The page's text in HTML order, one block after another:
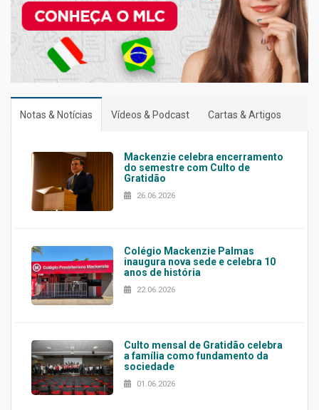
Notas & Notícias Vídeos & Podcast Cartas & Artigos
Mackenzie celebra encerramento
do semestre com Culto de
Gratidão
26.06.2026
Colégio Mackenzie Palmas
inaugura nova sede e celebra 10
anos de história
22.06.2026
Culto mensal de Gratidão celebra
a família como fundamento da
sociedade
01.06.2026